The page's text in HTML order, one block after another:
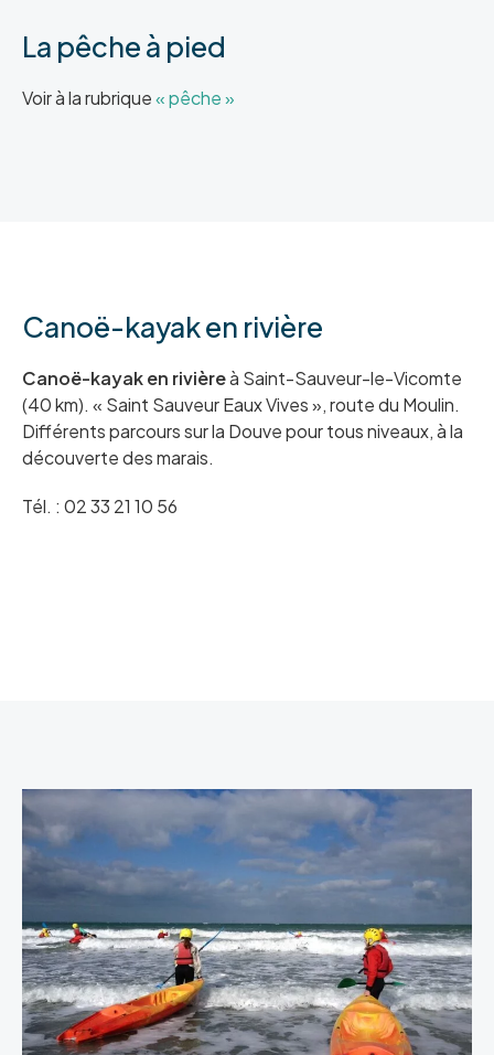
La pêche à pied
Voir à la rubrique« pêche »
Canoë-kayak en rivière
Canoë-kayak en rivièreà Saint-Sauveur-le-Vicomte
(40 km). « Saint Sauveur Eaux Vives », route du Moulin.
Différents parcours sur la Douve pour tous niveaux, à la
découverte des marais.
Tél. : 02 33 21 10 56